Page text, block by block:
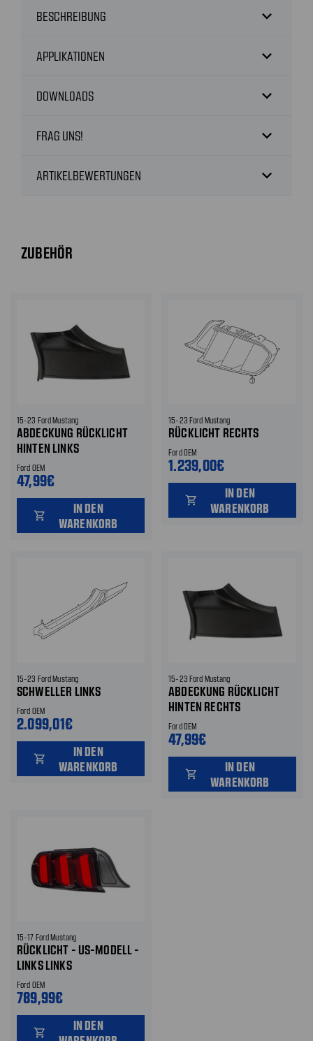
BESCHREIBUNG expand_more
APPLIKATIONEN expand_more
DOWNLOADS expand_more
FRAG UNS! expand_more
ARTIKELBEWERTUNGEN expand_more
ZUBEHÖR
15-23 Ford Mustang
ABDECKUNG RÜCKLICHT
HINTEN LINKS
Ford OEM
47,99€
shopping_cart
IN DEN
WARENKORB
15-23 Ford Mustang
RÜCKLICHT RECHTS
Ford OEM
1.239,00€
shopping_cart
IN DEN
WARENKORB
15-23 Ford Mustang
SCHWELLER LINKS
Ford OEM
2.099,01€
shopping_cart
IN DEN
WARENKORB
15-23 Ford Mustang
ABDECKUNG RÜCKLICHT
HINTEN RECHTS
Ford OEM
47,99€
shopping_cart
IN DEN
WARENKORB
15-17 Ford Mustang
RÜCKLICHT - US-MODELL -
LINKS LINKS
Ford OEM
789,99€
shopping_cart
IN DEN